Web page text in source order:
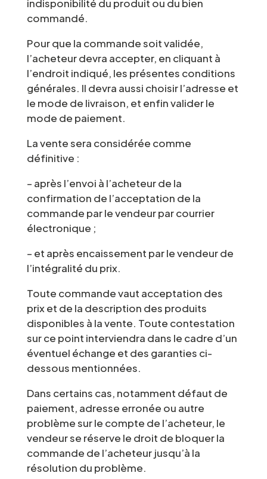
indisponibilité du produit ou du bien
commandé.
Pour que la commande soit validée,
l’acheteur devra accepter, en cliquant à
l’endroit indiqué, les présentes conditions
générales. Il devra aussi choisir l’adresse et
le mode de livraison, et enfin valider le
mode de paiement.
La vente sera considérée comme
définitive :
– après l’envoi à l’acheteur de la
confirmation de l’acceptation de la
commande par le vendeur par courrier
électronique ;
– et après encaissement par le vendeur de
l’intégralité du prix.
Toute commande vaut acceptation des
prix et de la description des produits
disponibles à la vente. Toute contestation
sur ce point interviendra dans le cadre d’un
éventuel échange et des garanties ci-
dessous mentionnées.
Dans certains cas, notamment défaut de
paiement, adresse erronée ou autre
problème sur le compte de l’acheteur, le
vendeur se réserve le droit de bloquer la
commande de l’acheteur jusqu’à la
résolution du problème.